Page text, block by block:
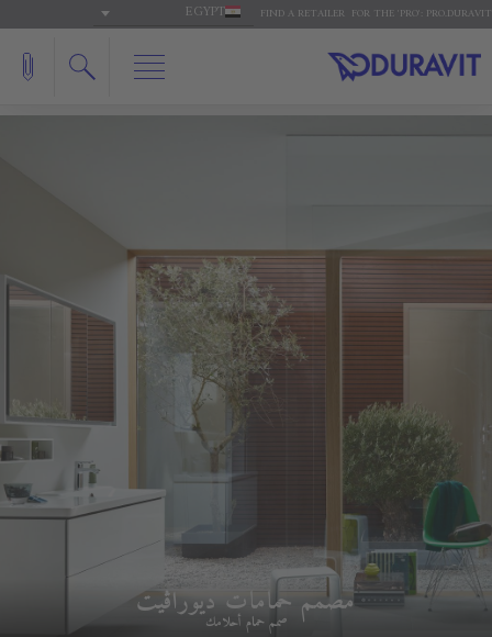
FOR THE 'PRO': PRO.DURAVIT
FIND A RETAILER
EGYPT
مصمم حمامات ديوراڨيت
صمم حمام أحلامك